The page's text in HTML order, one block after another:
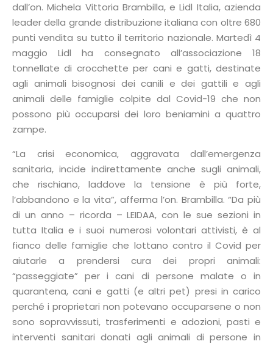
dall’on. Michela Vittoria Brambilla, e Lidl Italia, azienda
leader della grande distribuzione italiana con oltre 680
punti vendita su tutto il territorio nazionale. Martedì 4
maggio Lidl ha consegnato all’associazione 18
tonnellate di crocchette per cani e gatti, destinate
agli animali bisognosi dei canili e dei gattili e agli
animali delle famiglie colpite dal Covid-19 che non
possono più occuparsi dei loro beniamini a quattro
zampe.
“La crisi economica, aggravata dall’emergenza
sanitaria, incide indirettamente anche sugli animali,
che rischiano, laddove la tensione è più forte,
l’abbandono e la vita”, afferma l’on. Brambilla. “Da più
di un anno – ricorda – LEIDAA, con le sue sezioni in
tutta Italia e i suoi numerosi volontari attivisti, è al
fianco delle famiglie che lottano contro il Covid per
aiutarle a prendersi cura dei propri animali:
“passeggiate” per i cani di persone malate o in
quarantena, cani e gatti (e altri pet) presi in carico
perché i proprietari non potevano occuparsene o non
sono sopravvissuti, trasferimenti e adozioni, pasti e
interventi sanitari donati agli animali di persone in